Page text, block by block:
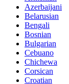
Azerbaijani
Belarusian
Bengali
Bosnian
Bulgarian
Cebuano
Chichewa
Corsican
Croatian